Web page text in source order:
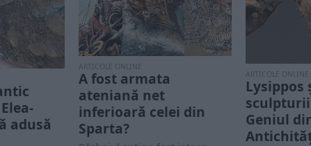
adusă
ARTICOLE ONLINE
A fost armata
ateniană net
inferioară celei din
Sparta?
ARTICOLE ONLINE
Lysippos
Geniul